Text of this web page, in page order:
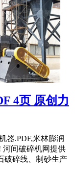
4页 原创力
器.PDF,米林膨润
河间破碎机网提供
破碎线、制砂生产